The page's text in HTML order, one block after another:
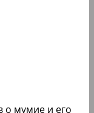
о мумие и его